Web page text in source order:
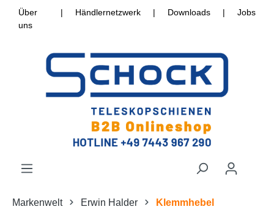
Über
uns
| Händlernetzwerk | Downloads | Jobs
Markenwelt Erwin Halder Klemmhebel